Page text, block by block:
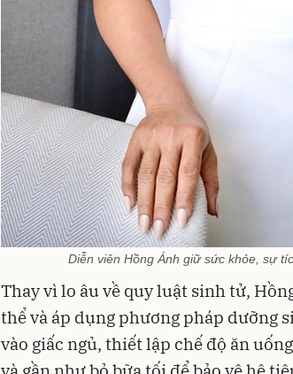
Diễn viên Hồng Ánh giữ sức khỏe, sự
Thay vì lo âu về quy luật sinh tử,
thể và áp dụng phương pháp dưỡng
vào giấc ngủ, thiết lập chế độ ăn